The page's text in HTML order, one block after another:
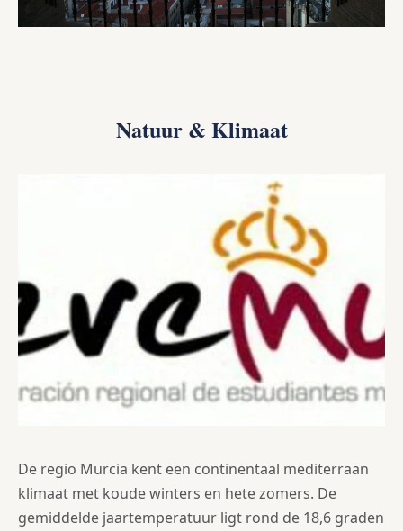
Natuur & Klimaat
De regio Murcia kent een continentaal mediterraan
klimaat met koude winters en hete zomers. De
gemiddelde jaartemperatuur ligt rond de 18,6 graden